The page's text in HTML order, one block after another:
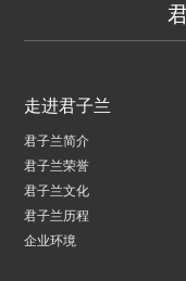
走进君子兰
君子兰简介
君子兰荣誉
君子兰文化
君子兰历程
企业环境